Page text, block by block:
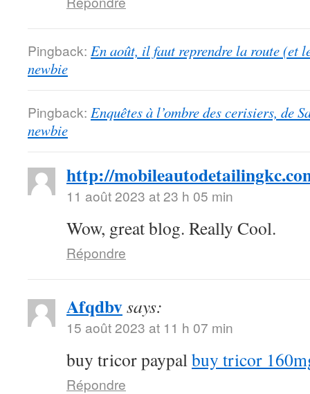
Pingback: En août, il faut reprendre la route (et
newbie
Pingback: Enquêtes à l’ombre des cerisiers, de
newbie
http://
11 août 2023 at 23 h 05 min
Wow, great blog. Really Cool.
Répondre
Afqdbvsays:
15 août 2023 at 11 h 07 min
buy tricor paypal buy tricor
Répondre